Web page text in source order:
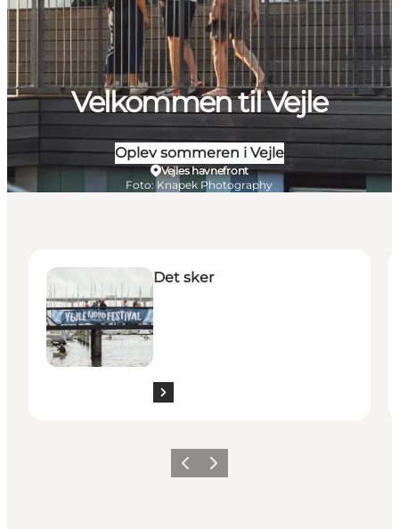
Velkommen til Vejle
Oplev sommeren i Vejle
Vejles havnefront
Foto: Knapek Photography
Det sker
ForrigeNæste